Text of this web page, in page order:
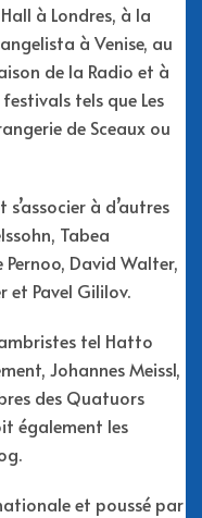
à Londres, à la
à Venise, au
de la Radio et à
tels que Les
de Sceaux ou
à d’autres
Tabea
David Walter,
et Pavel Gililov.
tel Hatto
Johannes Meissl,
des Quatuors
également les
et poussé par